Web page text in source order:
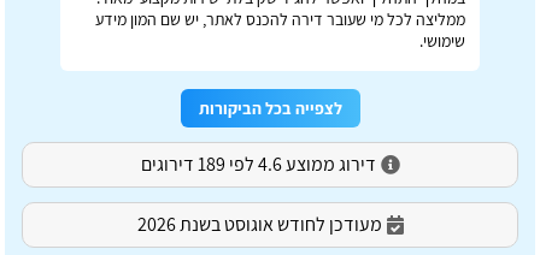
ממליצה לכל מי שעובר דירה להכנס לאתר, יש שם המון מידע
שימושי.
לצפייה בכל הביקורות
דירוג ממוצע 4.6 לפי 189 דירוגים
מעודכן לחודש אוגוסט בשנת 2026